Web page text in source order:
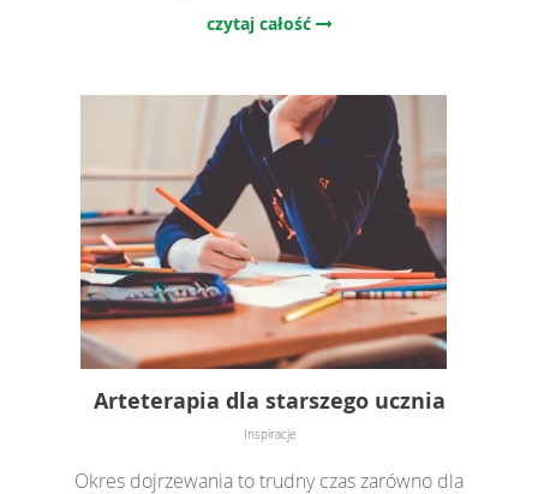
czytaj całość
Arteterapia dla starszego ucznia
Inspiracje
Okres dojrzewania to trudny czas zarówno dla